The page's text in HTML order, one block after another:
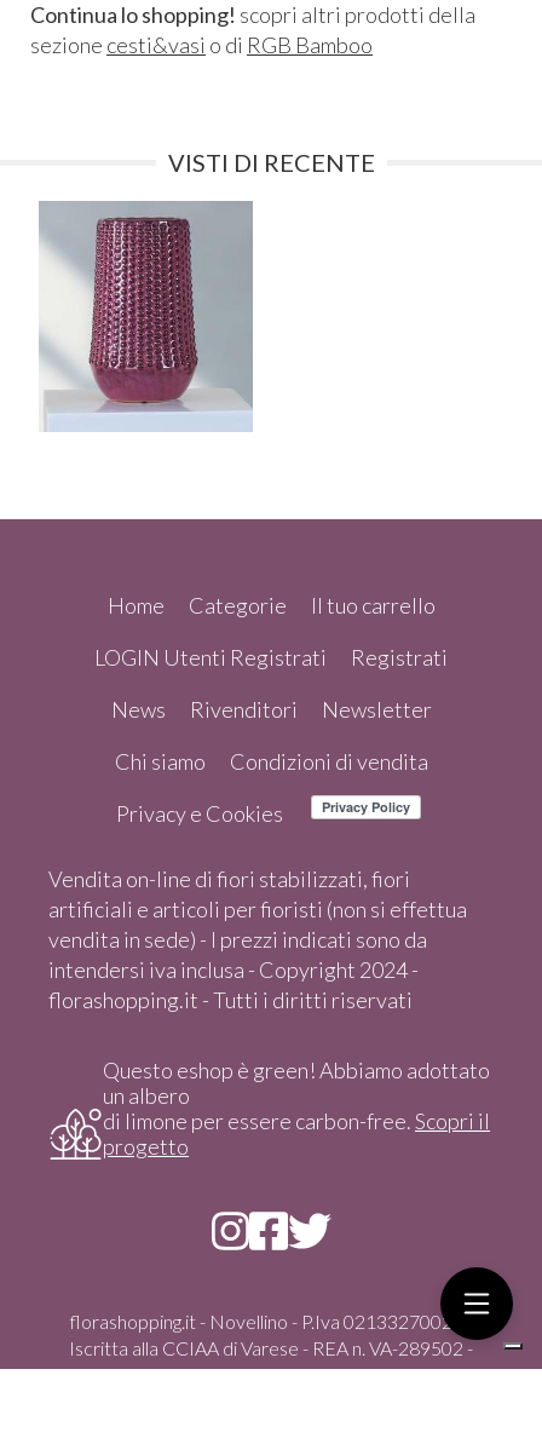
Continua lo shopping! scopri altri prodotti della
sezione cesti&vasi o di RGB Bamboo
VISTI DI RECENTE
Home Categorie
Il tuo carrello
LOGIN Utenti Registrati
Registrati
News
Rivenditori
Newsletter
Chi siamo
Condizioni di vendita
Privacy e Cookies
Vendita on-line di fiori stabilizzati, fiori
artificiali e articoli per fioristi (non si effettua
vendita in sede) - I prezzi indicati sono da
intendersi iva inclusa - Copyright 2024 -
florashopping.it - Tutti i diritti riservati
Questo eshop è green! Abbiamo adottato
un albero
di limone per essere carbon-free.Scopri il
progetto
florashopping.it - Novellino - P.Iva 02133270021 -
Iscritta alla CCIAA di Varese - REA n. VA-289502 -
Copyright 2024 - Tutti i diritti riservati